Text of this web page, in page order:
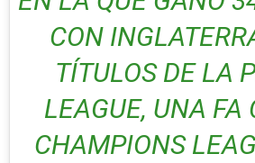
CON
TÍTULOS DE LA
LEAGUE, UNA FA
CHAMPIONS